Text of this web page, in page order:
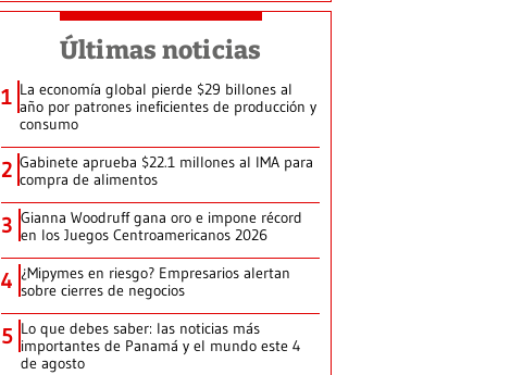
Últimas noticias
1 La economía global pierde $29 billones al
año por patrones ineficientes de producción y
consumo
2 Gabinete aprueba $22.1 millones al IMA para
compra de alimentos
3 Gianna Woodruff gana oro e impone récord
en los Juegos Centroamericanos 2026
4 ¿Mipymes en riesgo? Empresarios alertan
sobre cierres de negocios
5 Lo que debes saber: las noticias más
importantes de Panamá y el mundo este 4
de agosto